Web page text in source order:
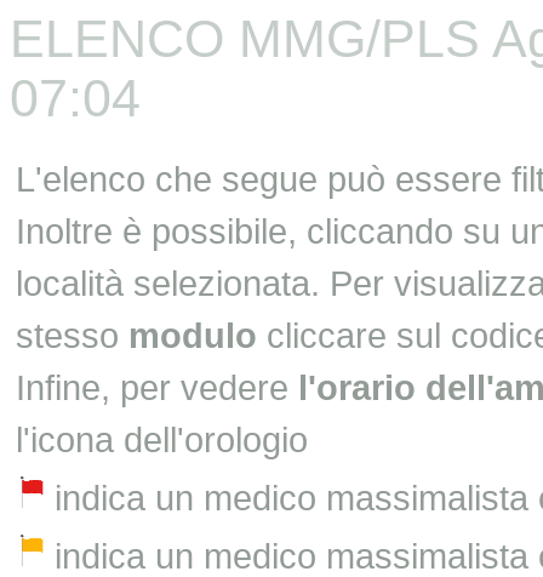
ELENCO MMG/PLS
07:04
L'elenco che segue può essere
Inoltre è possibile, cliccando su
località selezionata. Per
stesso modulo cliccare sul
Infine, per vedere l'orario
l'icona dell'orologio
indica un medico
indica un medico